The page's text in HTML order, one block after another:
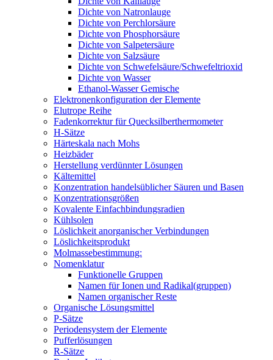
Dichte von Natronlauge
Dichte von Perchlorsäure
Dichte von Phosphorsäure
Dichte von Salpetersäure
Dichte von Salzsäure
Dichte von Schwefelsäure/Schwefeltrioxid
Dichte von Wasser
Ethanol-Wasser Gemische
Elektronenkonfiguration der Elemente
Elutrope Reihe
Fadenkorrektur für Quecksilberthermometer
H-Sätze
Härteskala nach Mohs
Heizbäder
Herstellung verdünnter Lösungen
Kältemittel
Konzentration handelsüblicher Säuren und Basen
Konzentrationsgrößen
Kovalente Einfachbindungsradien
Kühlsolen
Löslichkeit anorganischer Verbindungen
Löslichkeitsprodukt
Molmassebestimmung:
Nomenklatur
Funktionelle Gruppen
Namen für Ionen und Radikal(gruppen)
Namen organischer Reste
Organische Lösungsmittel
P-Sätze
Periodensystem der Elemente
Pufferlösungen
R-Sätze